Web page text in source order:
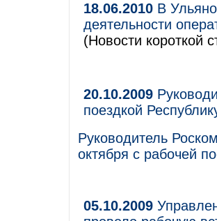
18.06.2010 В
деятельности
(Новости короткой
20.10.2009
поездкой
Руководитель
октября с рабочей
05.10.2009